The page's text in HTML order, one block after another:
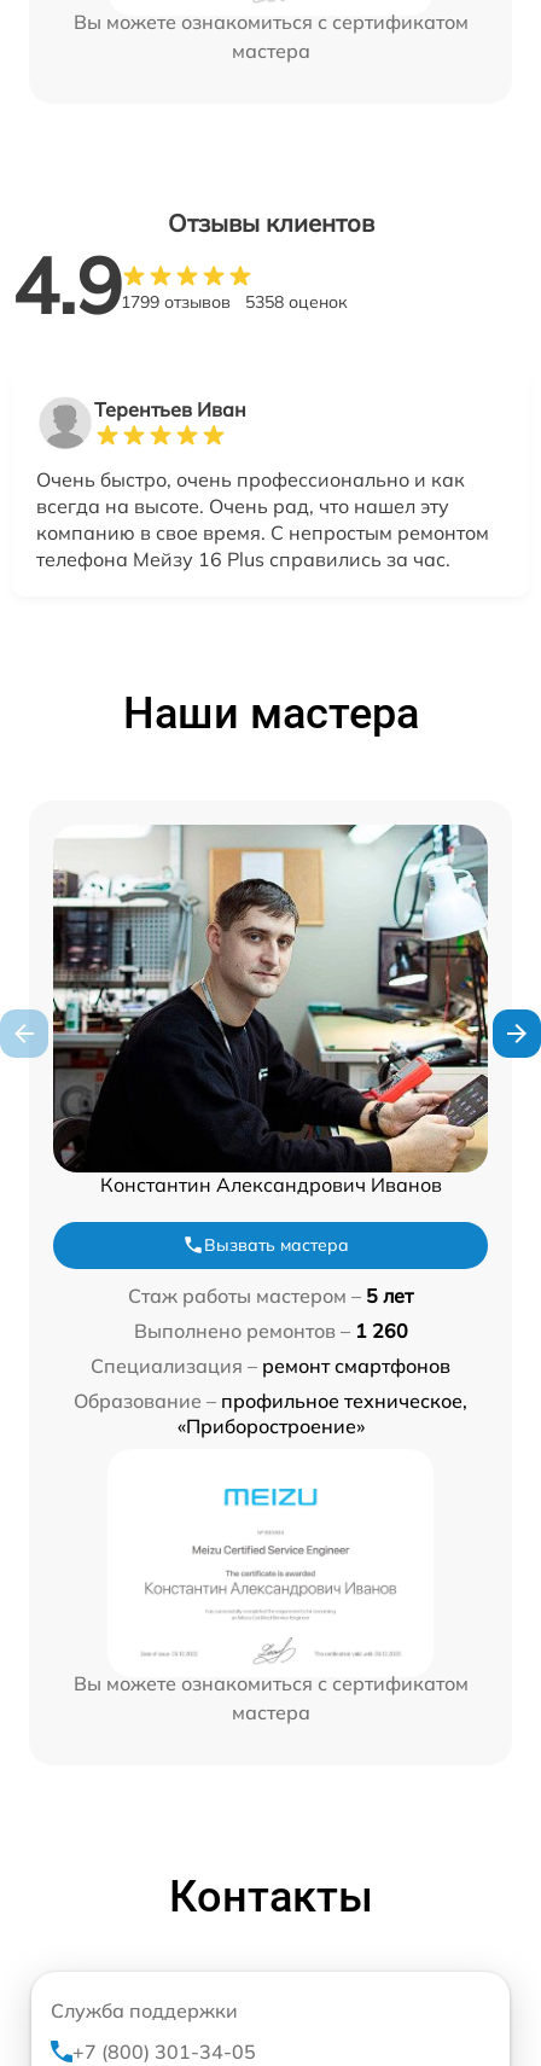
Вы можете ознакомиться с сертификатом
мастера
Отзывы клиентов
4.91799 отзывов 5358 оценок
Терентьев Иван
Очень быстро, очень профессионально и как
всегда на высоте. Очень рад, что нашел эту
компанию в свое время. С непростым ремонтом
телефона Мейзу 16 Plus справились за час.
Наши мастера
Константин Александрович Иванов
Вызвать мастера
Стаж работы мастером – 5 лет
Выполнено ремонтов – 1 260
Специализация – ремонт смартфонов
Образование – профильное техническое,
«Приборостроение»
Вы можете ознакомиться с сертификатом
мастера
Контакты
Служба поддержки
+7 (800) 301-34-05